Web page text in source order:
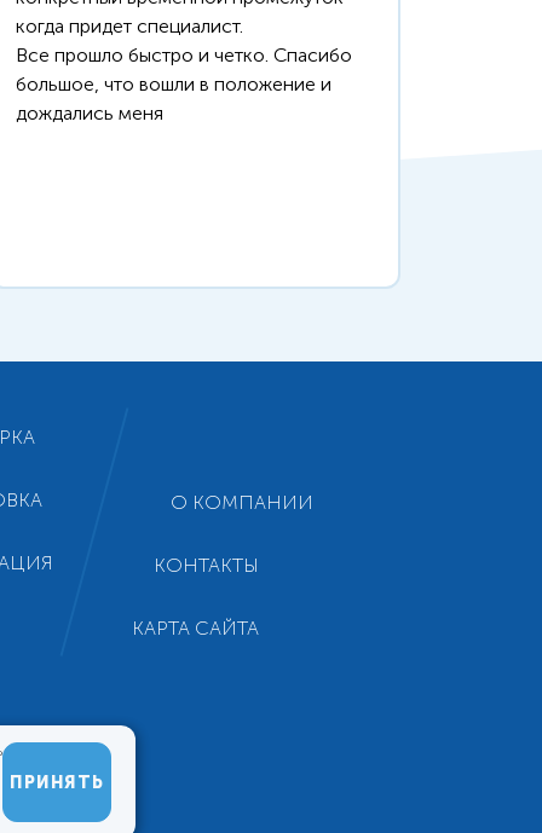
когда придет специалист.
Все прошло быстро и четко. Спасибо
большое, что вошли в положение и
дождались меня
О КОМПАНИИ
КОНТАКТЫ
КАРТА САЙТА
ПРИНЯТЬ